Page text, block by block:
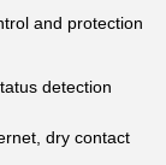
and protection
detection
dry contact